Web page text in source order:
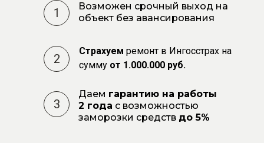
Страхуем ремонт в Ингосстрах на
сумму от 1.000.000 руб.
2
Даем гарантию на работы
2 года с возможностью
заморозки средств до 5%
3
1
Возможен срочный выход на
объект без авансирования